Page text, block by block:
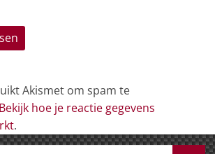
Akismet om spam te
Bekijk hoe je reactie gegevens
.